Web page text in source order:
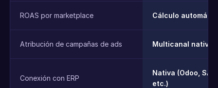
ROAS por marketplace Cálculo
Atribución de campañas de ads Multicanal nativa
Conexión con ERP
Nativa (Odoo, SAP,
etc.)